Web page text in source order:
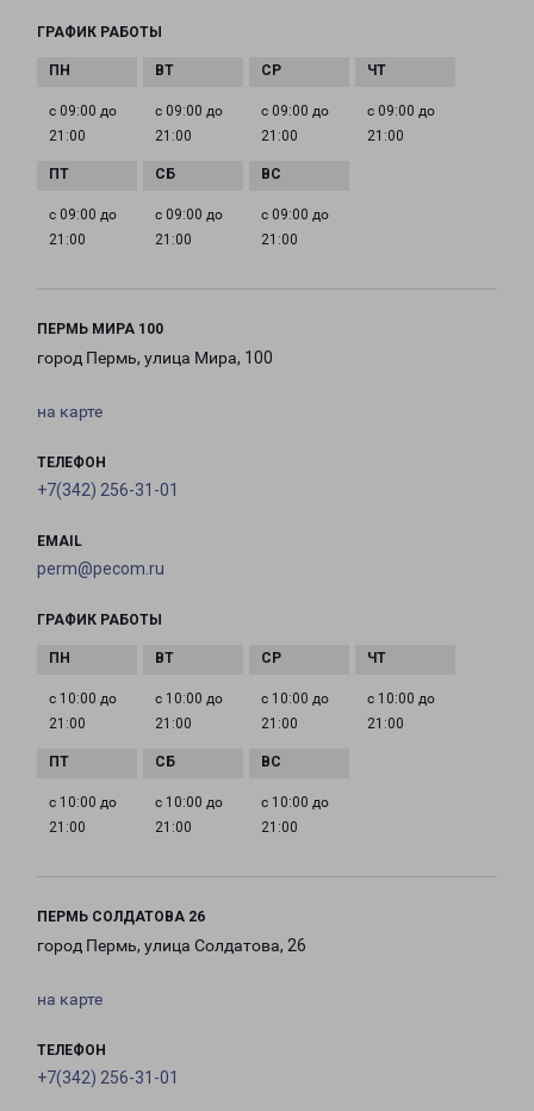
ГРАФИК РАБОТЫ
с 09:00 до
21:00
с 09:00 до
21:00
с 09:00 до
21:00
с 09:00 до
21:00
с 09:00 до
21:00
с 09:00 до
21:00
с 09:00 до
21:00
ПЕРМЬ МИРА 100
город Пермь, улица Мира, 100
на карте
ТЕЛЕФОН
+7(342) 256-31-01
EMAIL
perm@pecom.ru
ГРАФИК РАБОТЫ
с 10:00 до
21:00
с 10:00 до
21:00
с 10:00 до
21:00
с 10:00 до
21:00
с 10:00 до
21:00
с 10:00 до
21:00
с 10:00 до
21:00
ПЕРМЬ СОЛДАТОВА 26
город Пермь, улица Солдатова, 26
на карте
ТЕЛЕФОН
+7(342) 256-31-01